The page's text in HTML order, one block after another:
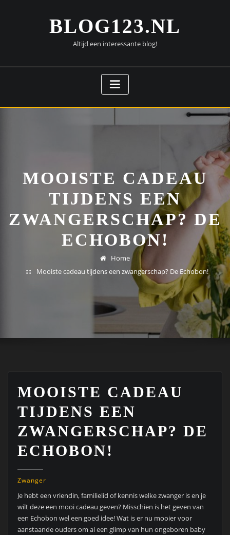
BLOG123.NL
Altijd een interessante blog!
MOOISTE CADEAU
TIJDENS EEN
ZWANGERSCHAP? DE
ECHOBON!
Home
Mooiste cadeau tijdens een zwangerschap? De Echobon!
MOOISTE CADEAU
TIJDENS EEN
ZWANGERSCHAP? DE
ECHOBON!
Zwanger
Je hebt een vriendin, familielid of kennis welke zwanger is en je
wilt deze een mooi cadeau geven? Misschien is het geven van
een Echobon wel een goed idee! Wat is er nu mooier voor
aanstaande ouders om al een glimp van hun ongeboren baby